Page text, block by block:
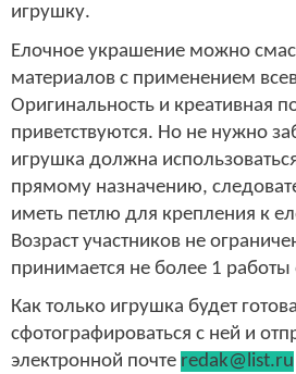
игрушку.
Елочное украшение можно
материалов с применением
Оригинальность и креативная
приветствуются. Но не нужно
игрушка должна
прямому назначению,
иметь петлю для крепления к
Возраст участников не
принимается не более 1 работы
Как только игрушка будет
сфотографироваться с ней и
электронной почте redak@list.ru